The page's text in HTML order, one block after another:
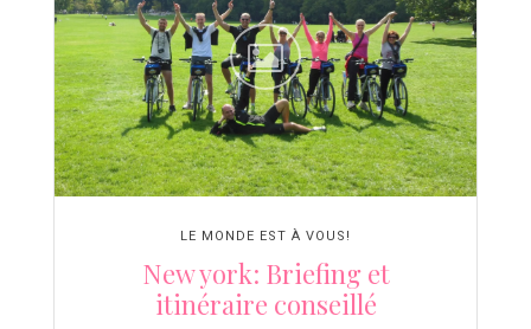
LE MONDE EST À VOUS!
New york: Briefing et
itinéraire conseillé